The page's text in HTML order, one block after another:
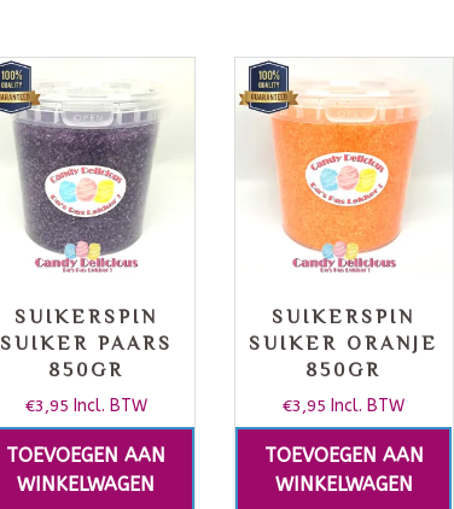
SUIKERSPIN
SUIKER PAARS
850GR
€3,95 Incl. BTW
TOEVOEGEN AAN
WINKELWAGEN
SUIKERSPIN
SUIKER ORANJE
850GR
€3,95 Incl. BTW
TOEVOEGEN AAN
WINKELWAGEN